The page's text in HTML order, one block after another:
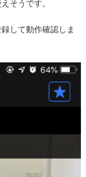
そうです。
録して動作確認しま